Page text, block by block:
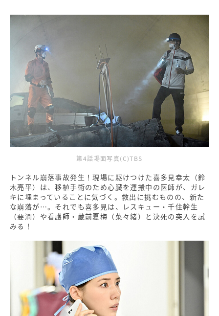
第4話場面写真(C)TBS
トンネル崩落事故発生！現場に駆けつけた喜多見幸太（鈴
木亮平）は、移植手術のため心臓を運搬中の医師が、ガレ
キに埋まっていることに気づく。救出に挑むものの、新た
な崩落が…。それでも喜多見は、レスキュー・千住幹生
（要潤）や看護師・蔵前夏梅（菜々緒）と決死の突入を試
みる！